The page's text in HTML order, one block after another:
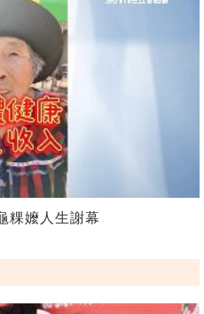
粿嬤人生謝幕